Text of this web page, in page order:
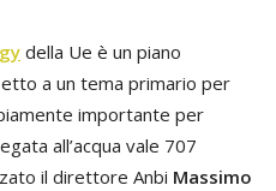
della Ue è un piano
a un tema primario per
importante per
all’acqua vale 707
il direttore Anbi Massimo